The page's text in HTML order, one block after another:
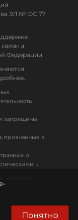
ЭЛ № ФС 77
и
Федерации.
запрещены
признанные в
и
↓
Понятно